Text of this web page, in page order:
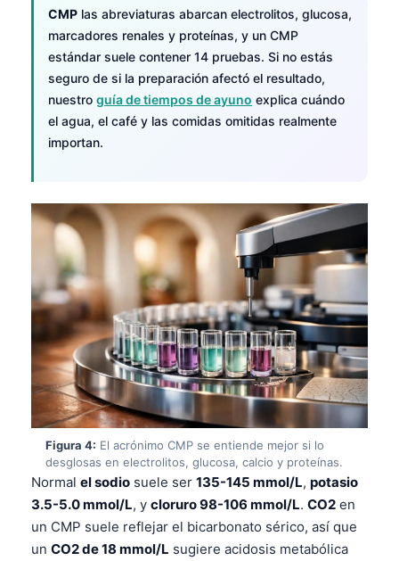
CMP las abreviaturas abarcan electrolitos, glucosa,
marcadores renales y proteínas, y un CMP
estándar suele contener 14 pruebas. Si no estás
seguro de si la preparación afectó el resultado,
nuestro guía de tiempos de ayuno explica cuándo
el agua, el café y las comidas omitidas realmente
importan.
Figura 4: El acrónimo CMP se entiende mejor si lo
desglosas en electrolitos, glucosa, calcio y proteínas.
Normal el sodio suele ser 135-145 mmol/L, potasio
3.5-5.0 mmol/L, y cloruro 98-106 mmol/L. CO2 en
un CMP suele reflejar el bicarbonato sérico, así que
un CO2 de 18 mmol/L sugiere acidosis metabólica